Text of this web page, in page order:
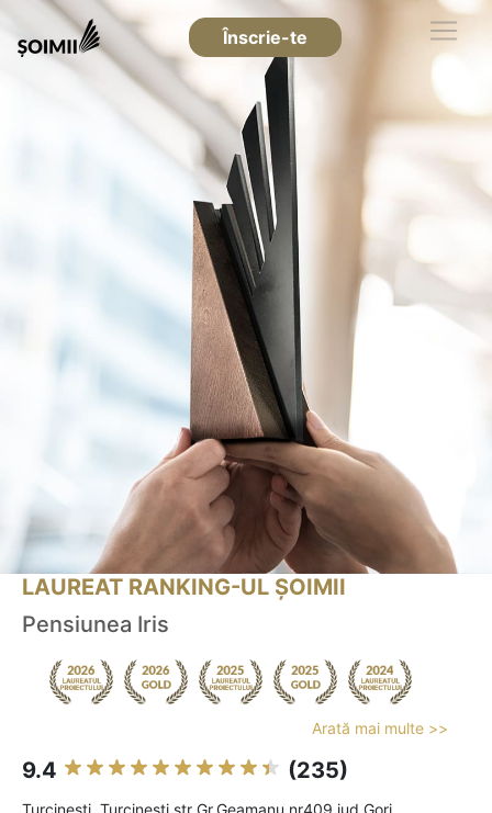
Înscrie-te
LAUREAT RANKING-UL ȘOIMII
Pensiunea Iris
Arată mai multe >>
9.4 (235)
Turcineşti, Turcinesti,str Gr.Geamanu,nr409,jud Gorj